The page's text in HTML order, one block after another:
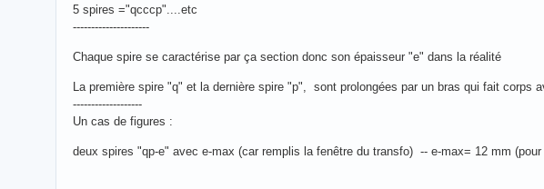
5 spires ="qcccp"....etc
---------------------
Chaque spire se caractérise par ça section donc son épaisseur "e" dans la réalité
La première spire "q" et la dernière spire "p", sont prolongées par un bras qui fait corps
-------------------
Un cas de figures :
deux spires "qp-e" avec e-max (car remplis la fenêtre du transfo) -- e-max= 12 mm